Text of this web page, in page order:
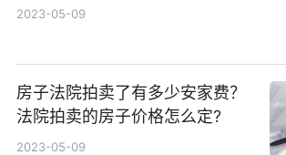
2023-05-09
房子法院拍卖了有多少安家费？
法院拍卖的房子价格怎么定?
2023-05-09